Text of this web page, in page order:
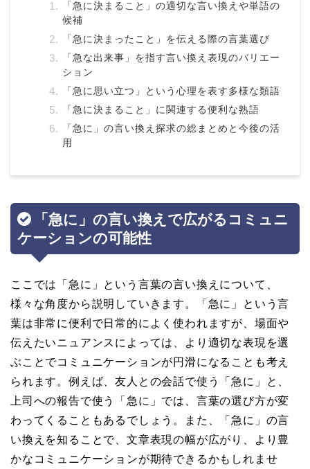
「急に決まること」の適切な言い換えや単語の
候補
「急に決まったこと」を伝える際の言葉選び
「急な出来事」を指す言い換え表現のバリエー
ション
「急に思い立つ」という心理を表す多様な類語
「急に決まること」に関連する便利な熟語
「急に」の言い換え探求の総まとめと今後の活
用
「急に」の言い換えで広がるコミュニ
ケーションの可能性
ここでは「急に」という言葉の言い換えについて、
様々な角度から説明していきます。「急に」という言
葉は非常に便利で日常的によく使われますが、場面や
伝えたいニュアンスによっては、より適切な表現を選
ぶことでコミュニケーションが円滑になることも考え
られます。例えば、友人との会話で使う「急に」と、
上司への報告で使う「急に」では、言葉の選び方が変
わってくることもあるでしょう。また、「急に」の言
い換えを知ることで、文章表現の幅が広がり、より豊
かなコミュニケーションが期待できるかもしれませ